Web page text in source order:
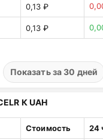
0,13 ₽
0,13 ₽
0,13 ₽
Показать за 30 дней
К UAH
Стоимость 24